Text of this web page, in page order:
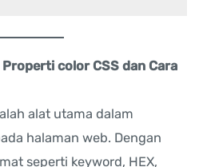
color CSS dan Cara
alat utama dalam
halaman web. Dengan
seperti keyword, HEX,